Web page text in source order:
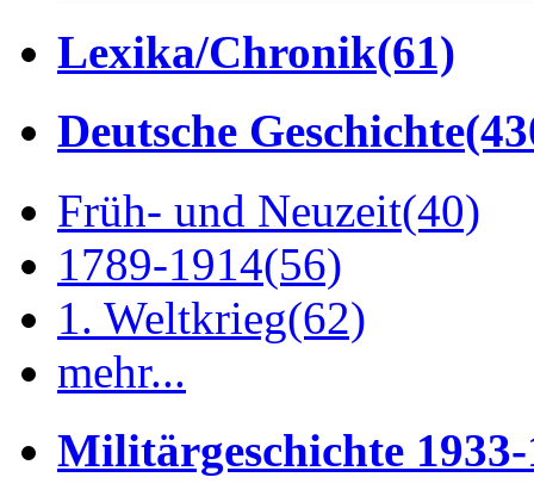
Lexika/Chronik(61)
Deutsche Geschichte
Früh- und Neuzeit(40)
1789-1914(56)
1. Weltkrieg(62)
mehr...
Militärgeschichte 1933-